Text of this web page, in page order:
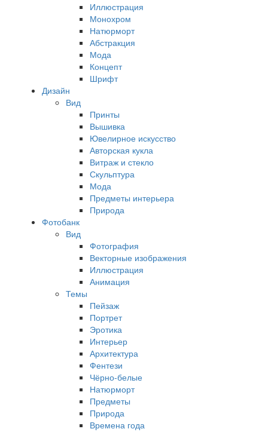
Иллюстрация
Монохром
Натюрморт
Абстракция
Мода
Концепт
Шрифт
Дизайн
Вид
Принты
Вышивка
Ювелирное искусство
Авторская кукла
Витраж и стекло
Скульптура
Мода
Предметы интерьера
Природа
Фотобанк
Вид
Фотография
Векторные изображения
Иллюстрация
Анимация
Темы
Пейзаж
Портрет
Эротика
Интерьер
Архитектура
Фентези
Чёрно-белые
Натюрморт
Предметы
Природа
Времена года